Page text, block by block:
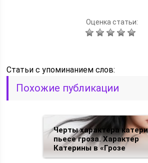
Оценка статьи:
Статьи c упоминанием слов:
Похожие публикации
Черты характера
пьесе гроза. Характер
Катерины в «Грозе